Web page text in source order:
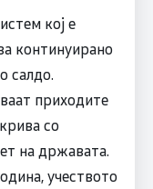
кој е
континуирано
салдо.
приходите
со
на државата.
учеството